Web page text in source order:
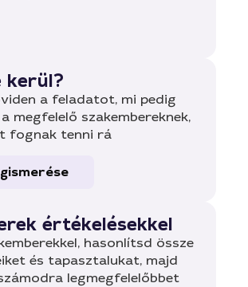
kerül?
a feladatot, mi pedig
megfelelő szakembereknek,
fognak tenni rá
értékelésekkel
hasonlítsd össze
és tapasztalukat, majd
legmegfelelőbbet